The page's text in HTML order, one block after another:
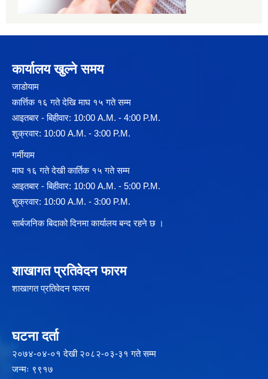
कार्यालय खुल्ने समय
जाडोयाम
कार्त्तिक १६ गते देखि माघ १५ गते सम्म
आइतबार - बिहीवार: 10:00 A.M. - 4:00 P.M.
शुक्रवार: 10:00 A.M. - 3:00 P.M.
गर्मीयाम
माघ १६ गते देखी कार्तिक १५ गते सम्म
आइतबार - बिहीवार: 10:00 A.M. - 5:00 P.M.
शुक्रवार: 10:00 A.M. - 3:00 P.M.
सार्बजनिक बिदाको दिनमा कार्यालय बन्द रहने छ ।
शाखागत प्रतिवेदन फारम
शाखागत प्रतिवेदन फारम
घटना दर्ता
२‍०७४-०४-०१ देखी २०८२-०३-३१ गते सम्म
जन्मः ९९१७